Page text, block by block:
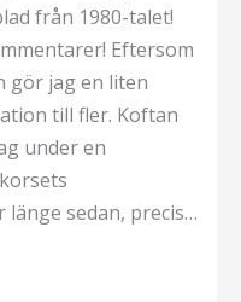
från 1980-talet!
Eftersom
gör jag en liten
till fler. Koftan
under en
sedan, precis…